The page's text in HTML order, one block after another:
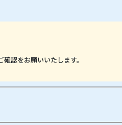
認をお願いいたします。